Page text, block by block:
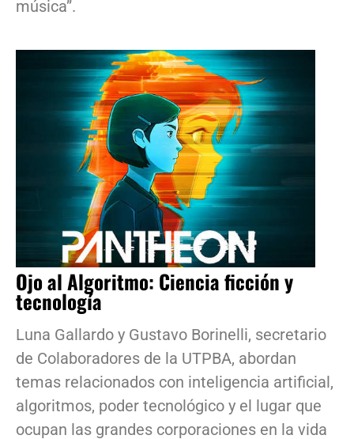
música”.
Ojo al Algoritmo: Ciencia ficción y
tecnología
Luna Gallardo y Gustavo Borinelli, secretario
de Colaboradores de la UTPBA, abordan
temas relacionados con inteligencia artificial,
algoritmos, poder tecnológico y el lugar que
ocupan las grandes corporaciones en la vida